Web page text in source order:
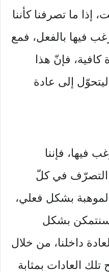
ما تصرفنا كأننا
فيها بالفعل، فمع
فإنّ هذا
إلى عادة
فيها، فإننا
في كلّ
بشكل فعلي،
سنتمكن بشكل
داخلنا، من خلال
العادات بمثابة